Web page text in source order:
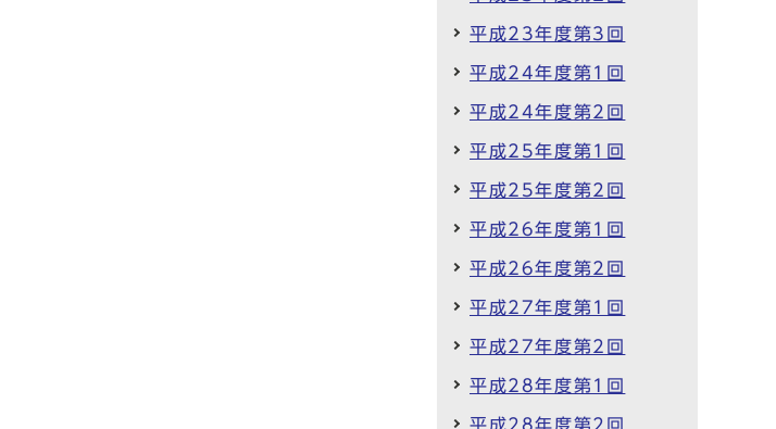
平成23年度第3回
平成24年度第1回
平成24年度第2回
平成25年度第1回
平成25年度第2回
平成26年度第1回
平成26年度第2回
平成27年度第1回
平成27年度第2回
平成28年度第1回
平成28年度第2回